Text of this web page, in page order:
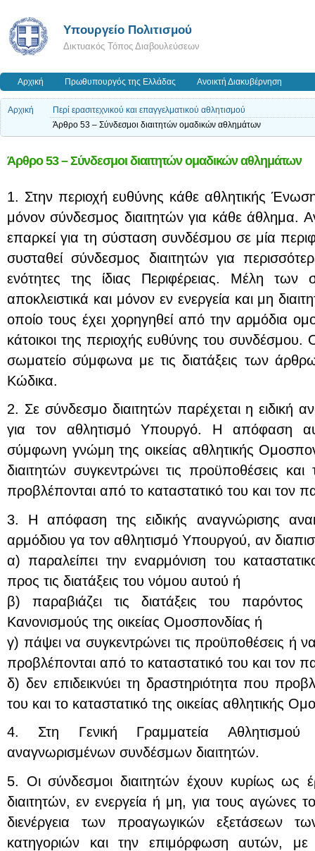
Υπουργείο Πολιτισμού
Δικτυακός Τόπος Διαβουλεύσεων
Αρχική Πρωθυπουργός της Ελλάδας Ανοικτή Διακυβέρνηση
Αρχική
Περί ερασιτεχνικού και επαγγελματικού αθλητισμού
Άρθρο 53 – Σύνδεσμοι διαιτητών ομαδικών αθλημάτων
Άρθρο 53 – Σύνδεσμοι διαιτητών ομαδικών αθλημάτων
1. Στην περιοχή ευθύνης κάθε αθλητικής
μόνον σύνδεσμος διαιτητών για κάθε άθλημα.
επαρκεί για τη σύσταση συνδέσμου σε μία
συσταθεί σύνδεσμος διαιτητών για
ενότητες της ίδιας Περιφέρειας. Μέλη των
αποκλειστικά και μόνον εν ενεργεία και μη
οποίο τους έχει χορηγηθεί από την αρμόδια
κάτοικοι της περιοχής ευθύνης του συνδέσμου.
σωματείο σύμφωνα με τις διατάξεις των
Κώδικα.
2. Σε σύνδεσμο διαιτητών παρέχεται η ειδική
για τον αθλητισμό Υπουργό. Η απόφαση
σύμφωνη γνώμη της οικείας αθλητικής
διαιτητών συγκεντρώνει τις προϋποθέσεις
προβλέπονται από το καταστατικό του και τον
3. Η απόφαση της ειδικής αναγνώρισης
αρμόδιου γα τον αθλητισμό Υπουργού, αν
α) παραλείπει την εναρμόνιση του
προς τις διατάξεις του νόμου αυτού ή
β) παραβιάζει τις διατάξεις του
Κανονισμούς της οικείας Ομοσπονδίας ή
γ) πάψει να συγκεντρώνει τις προϋποθέσεις ή
προβλέπονται από το καταστατικό του και τον
δ) δεν επιδεικνύει τη δραστηριότητα που
του και το καταστατικό της οικείας αθλητικής
4. Στη Γενική Γραμματεία Αθλητισμού
αναγνωρισμένων συνδέσμων διαιτητών.
5. Οι σύνδεσμοι διαιτητών έχουν κυρίως ως
διαιτητών, εν ενεργεία ή μη, για τους αγώνες
διενέργεια των προαγωγικών εξετάσεων
κατηγοριών και την επιμόρφωση αυτών, με